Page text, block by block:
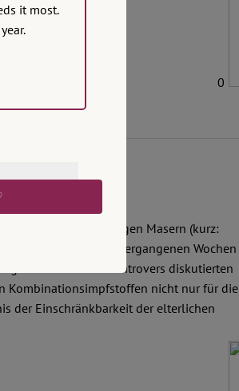
0
von Impfschutz gegen Masern (kurz:
Sie ist in den vergangenen Wochen
erwarteten und kontrovers diskutierten
Kombinationsimpfstoffen nicht nur für die
der Einschränkbarkeit der elterlichen
it most.